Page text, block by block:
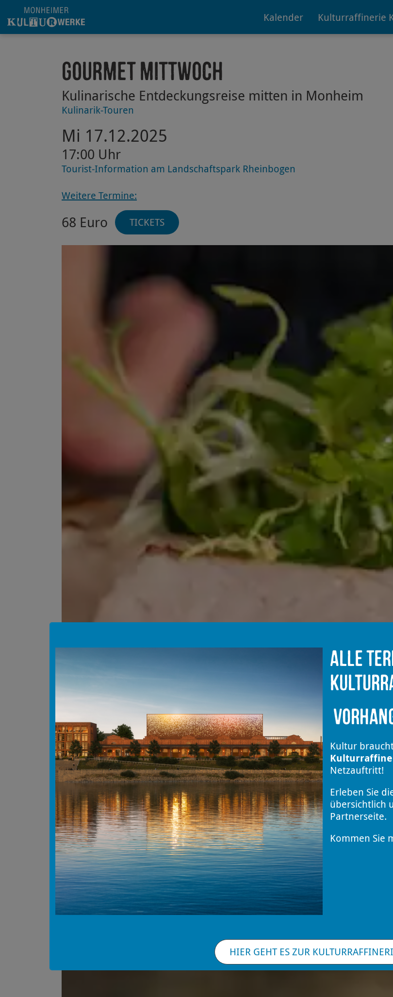
Hauptregion der Seite anspringen
Kalender Kulturraffinerie
Gourmet Mittwoch
Kulinarische Entdeckungsreise mitten in Monheim
Kulinarik-Touren
Mi 17.12.2025
17:00 Uhr
Tourist-Information am Landschaftspark Rheinbogen
Weitere Termine:
68 Euro TICKETS
Alle
Kultur
Netzauftritt!
Erleben Sie
übersichtlich
Partnerseite.
Kommen Sie
HIER GEHT ES ZUR